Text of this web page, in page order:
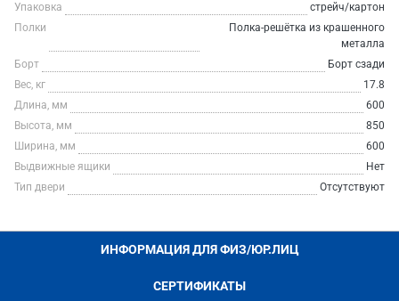
Упаковка
стрейч/картон
Полки
Полка-решётка из крашенного
металла
Борт
Борт сзади
Вес, кг
17.8
Длина, мм
600
Высота, мм
850
Ширина, мм
600
Выдвижные ящики
Нет
Тип двери
Отсутствуют
ИНФОРМАЦИЯ ДЛЯ ФИЗ/ЮР.ЛИЦ
СЕРТИФИКАТЫ